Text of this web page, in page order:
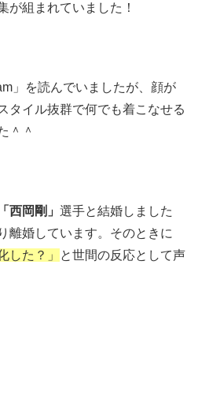
が組まれていました！
」を読んでいましたが、顔が
タイル抜群で何でも着こなせる
＾＾
「西岡剛」 選手と結婚しました
離婚しています。そのときに
した？」
と世間の反応として声